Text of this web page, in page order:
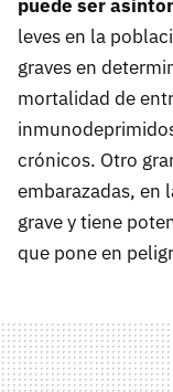
puede ser
leves en la
graves en
mortalidad de
crónicos. Otro
embarazadas, en
grave y tiene
que pone en